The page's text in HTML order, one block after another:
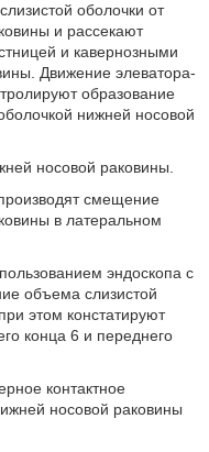
оболочки от
и рассекают
и кавернозными
Движение элеватора-
образование
нижней носовой
носовой раковины.
смещение
в латеральном
эндоскопа с
объема слизистой
этом констатируют
конца 6 и переднего
контактное
носовой раковины